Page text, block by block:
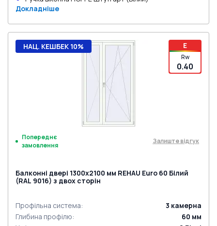
Докладніше
E
Rw
0.40
НАЦ. КЕШБЕК 10%
Попереднє
замовлення
Залиште відгук
Балконні двері 1300x2100 мм REHAU Euro 60 Білий
(RAL 9016) з двох сторін
Профільна система: 3 камерна
Глибина профілю: 60 мм